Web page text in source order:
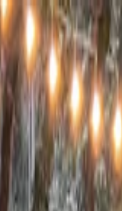
des vols stables depuis plus d'un an.